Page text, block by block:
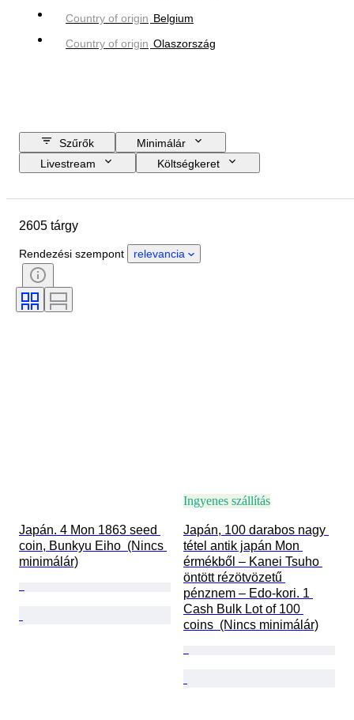
Country of origin Belgium
Country of origin Olaszország
Szűrők
Minimálár
Livestream
Költségkeret
Anyag
Aláírás
Érme típusa
Uralkodó/korszak
Korszak
2605 tárgy
Rendezési szempont relevancia
Japán. 4 Mon 1863 seed
coin, Bunkyu Eiho  (Nincs
minimálár)
Ingyenes szállítás
Japán, 100 darabos nagy
tétel antik japán Mon
érmékből – Kanei Tsuho
öntött rézötvözetű
pénznem – Edo-kori. 1
Cash Bulk Lot of 100
coins  (Nincs minimálár)